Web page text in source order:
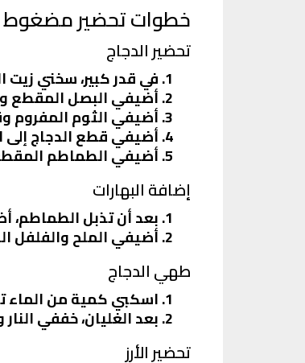
خطوات تحضير مضغوط
تحضير الدجاج
في قدر كبير، سخني زيت
أضيفي البصل المقطع
أضيفي الثوم المفروم
أضيفي قطع الدجاج إلى
أضيفي الطماطم
إضافة البهارات
بعد أن تذبل الطماطم،
أضيفي الملح والفلفل
طهي الدجاج
اسكبي كمية من الماء
بعد الغليان، خففي النار وغطي
تحضير الأرز